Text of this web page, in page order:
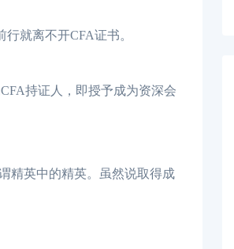
就离不开CFA证书。
持证人，即授予成为资深会
精英中的精英。虽然说取得成